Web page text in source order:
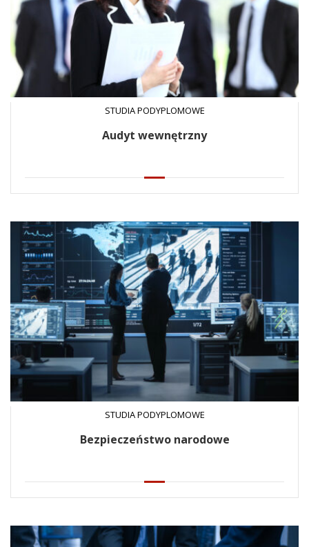
STUDIA PODYPLOMOWE
Audyt wewnętrzny
STUDIA PODYPLOMOWE
Bezpieczeństwo narodowe